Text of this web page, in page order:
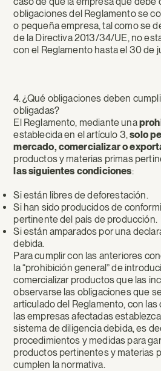
obligaciones del Reglamento se
o pequeña empresa, tal como se
de la Directiva 2013/34/UE, no
con el Reglamento hasta el 30 de
4. ¿Qué obligaciones deben
obligadas?
El Reglamento, mediante una
establecida en el artículo 3,solo
mercado, comercializar o
productos y materias primas
las siguientes condiciones:
Si están libres de deforestación.
Si han sido producidos de
pertinente del país de producción.
Si están amparados por una
debida.
Para cumplir con las anteriores
la “prohibición general” de
comercializar productos que las
observarse las obligaciones que
articulado del Reglamento, con
las empresas afectadas
sistema de diligencia debida, es
procedimientos y medidas para
productos pertinentes y materias
cumplen la normativa.